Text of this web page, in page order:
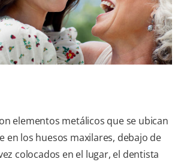
DÓNDE COMPRAR
BO (ES)
elementos metálicos que se ubican
en los huesos maxilares, debajo de
colocados en el lugar, el dentista